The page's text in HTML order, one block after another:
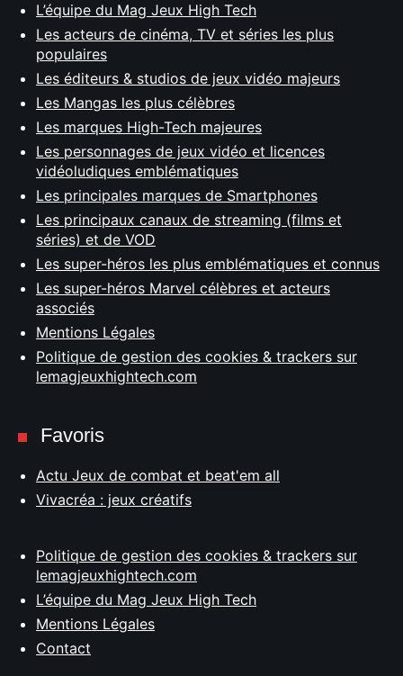
L’équipe du Mag Jeux High Tech
Les acteurs de cinéma, TV et séries les plus
populaires
Les éditeurs & studios de jeux vidéo majeurs
Les Mangas les plus célèbres
Les marques High-Tech majeures
Les personnages de jeux vidéo et licences
vidéoludiques emblématiques
Les principales marques de Smartphones
Les principaux canaux de streaming (films et
séries) et de VOD
Les super-héros les plus emblématiques et connus
Les super-héros Marvel célèbres et acteurs
associés
Mentions Légales
Politique de gestion des cookies & trackers sur
lemagjeuxhightech.com
Favoris
Actu Jeux de combat et beat'em all
Vivacréa : jeux créatifs
Politique de gestion des cookies & trackers sur
lemagjeuxhightech.com
L’équipe du Mag Jeux High Tech
Mentions Légales
Contact